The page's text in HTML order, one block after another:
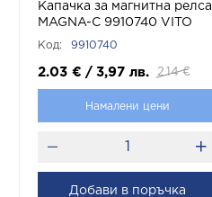
Капачка за магнитна релса
MAGNA-C 9910740 VITO
Код: 9910740
2.03 € / 3,97 лв. 2.14 €
Намалени цени
Добави в поръчка